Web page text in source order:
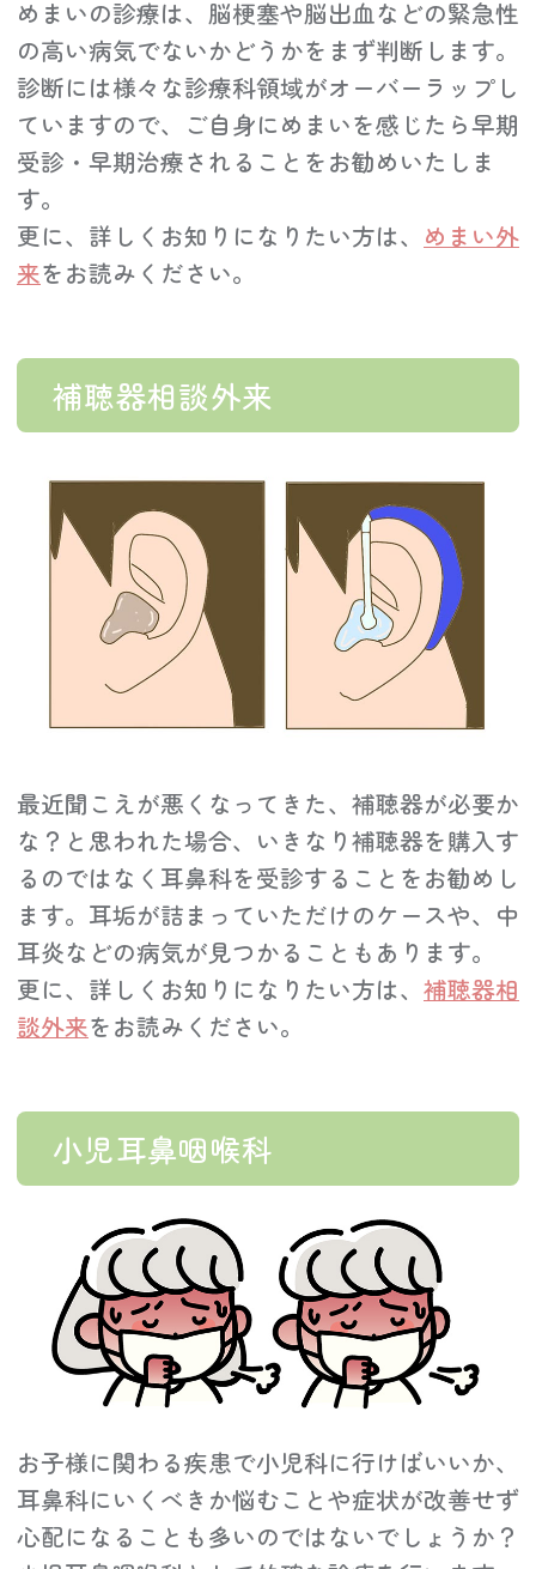
めまいの診療は、脳梗塞や脳出血などの緊急性
の高い病気でないかどうかをまず判断します。
診断には様々な診療科領域がオーバーラップし
ていますので、ご自身にめまいを感じたら早期
受診・早期治療されることをお勧めいたしま
す。
更に、詳しくお知りになりたい方は、 めまい外
来をお読みください。
補聴器相談外来
最近聞こえが悪くなってきた、補聴器が必要か
な？と思われた場合、いきなり補聴器を購入す
るのではなく耳鼻科を受診することをお勧めし
ます。耳垢が詰まっていただけのケースや、中
耳炎などの病気が見つかることもあります。
更に、詳しくお知りになりたい方は、 補聴器相
談外来をお読みください。
小児耳鼻咽喉科
お子様に関わる疾患で小児科に行けばいいか、
耳鼻科にいくべきか悩むことや症状が改善せず
心配になることも多いのではないでしょうか？